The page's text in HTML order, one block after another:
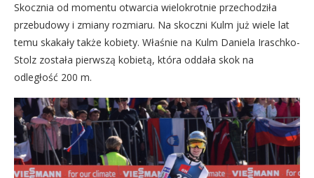
Skocznia od momentu otwarcia wielokrotnie przechodziła
przebudowy i zmiany rozmiaru. Na skoczni Kulm już wiele lat
temu skakały także kobiety. Właśnie na Kulm Daniela Iraschko-
Stolz została pierwszą kobietą, która oddała skok na
odległość 200 m.